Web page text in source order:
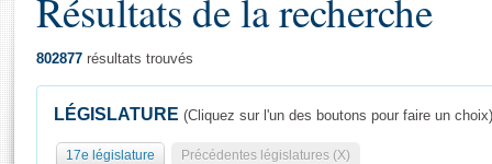
Résultats de la recherche
802877 résultats trouvés
LÉGISLATURE (Cliquez sur l'un des boutons pour faire un choix)
17e législature Précédentes législatures (X)